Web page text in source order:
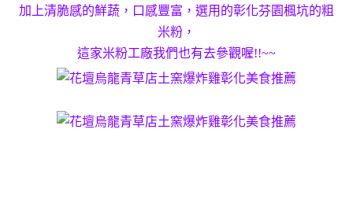
加上清脆感的鮮蔬，口感豐富，選用的彰化芬園楓坑的粗
米粉，
這家米粉工廠我們也有去參觀喔!!~~